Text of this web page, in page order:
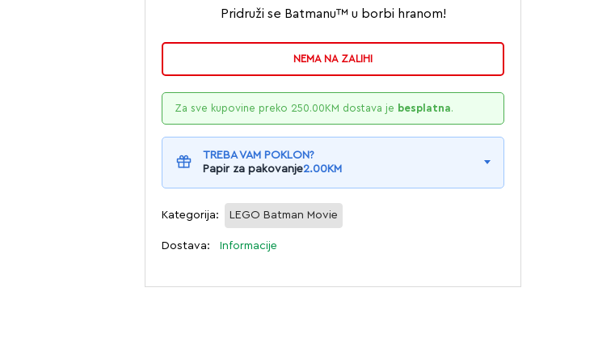
Pridruži se Batmanu™ u borbi hranom!
NEMA NA ZALIHI
Za sve kupovine preko 250.00KM dostava je besplatna
TREBA VAM POKLON?
Papir za pakovanje2.00KM
Kategorija: LEGO Batman Movie
Dostava: Informacije